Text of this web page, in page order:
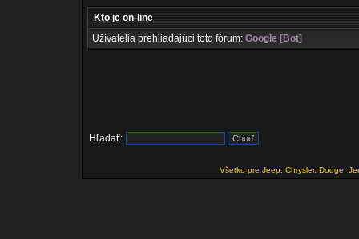
Kto je on-line
Užívatelia prehliadajúci toto fórum: Google [Bot]
Hľadať:
Všetko pre Jeep, Chrysler, Dodge